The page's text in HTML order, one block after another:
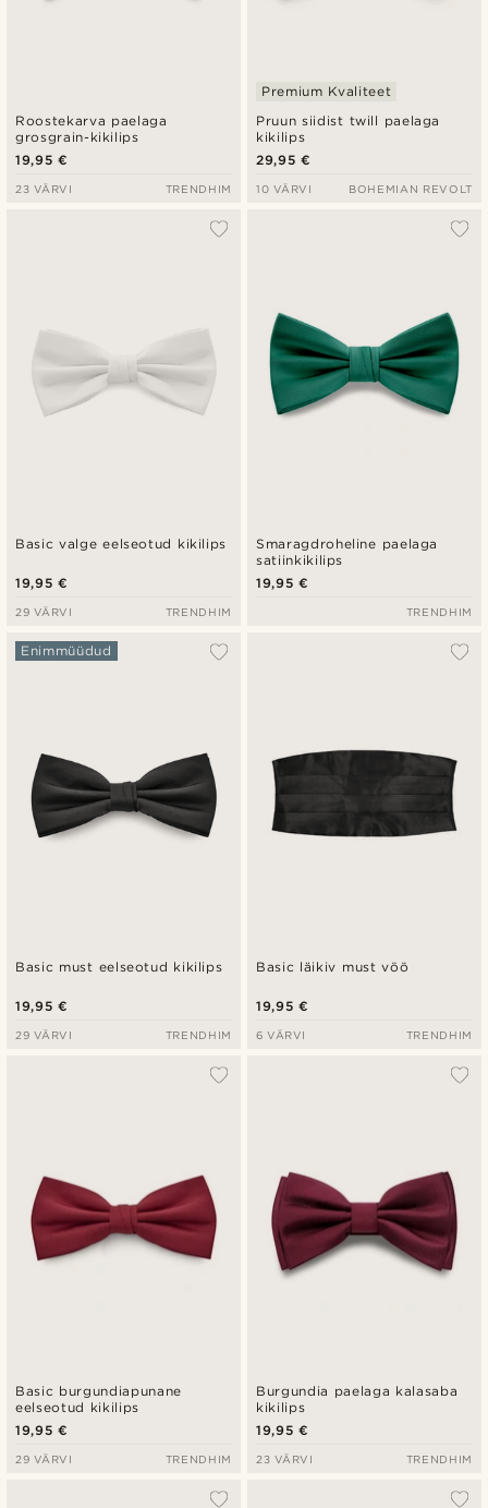
Roostekarva paelaga
grosgrain-kikilips
19,95 €
23 VÄRVI TRENDHIM
Pruun siidist twill paelaga
kikilips
Premium Kvaliteet
29,95 €
10 VÄRVI BOHEMIAN REVOLT
Basic valge eelseotud kikilips
19,95 €
29 VÄRVI TRENDHIM
Smaragdroheline paelaga
satiinkikilips
19,95 €
TRENDHIM
Basic must eelseotud kikilips
Enimmüüdud
19,95 €
29 VÄRVI TRENDHIM
Basic läikiv must vöö
19,95 €
6 VÄRVI TRENDHIM
Basic burgundiapunane
eelseotud kikilips
19,95 €
29 VÄRVI TRENDHIM
Burgundia paelaga kalasaba
kikilips
19,95 €
23 VÄRVI TRENDHIM